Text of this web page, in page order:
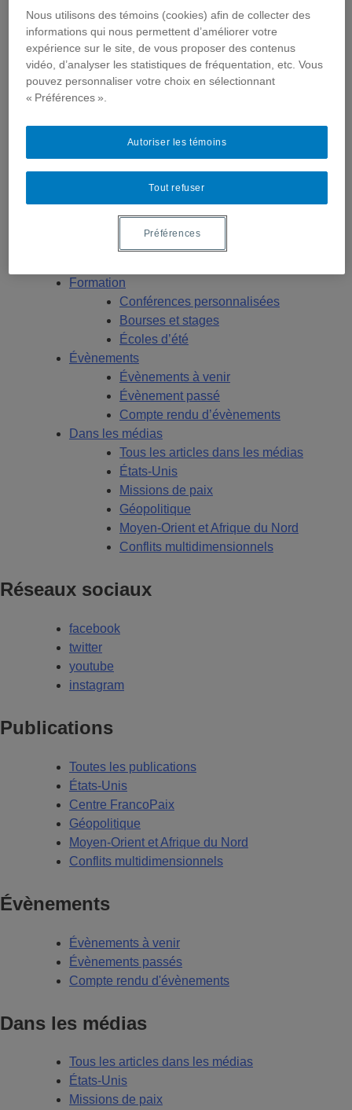
Chercheur-e-s
Tou-te-s les chercheur-e-s
États-Unis
Centre FrancoPaix
Toutes les publications
États-Unis
Centre FrancoPaix
Géopolitique
Formation
Conférences personnalisées
Bourses et stages
Écoles d’été
Évènements
Évènements à venir
Évènement passé
Compte rendu d’évènements
Dans les médias
Tous les articles dans les médias
États-Unis
Missions de paix
Géopolitique
Moyen-Orient et Afrique du Nord
Conflits multidimensionnels
Réseaux sociaux
facebook
twitter
youtube
instagram
Publications
Toutes les publications
États-Unis
Centre FrancoPaix
Géopolitique
Moyen-Orient et Afrique du Nord
Conflits multidimensionnels
Évènements
Évènements à venir
Évènements passés
Compte rendu d'évènements
Dans les médias
Tous les articles dans les médias
États-Unis
Missions de paix
Nous utilisons des témoins (cookies) afin de collecter des
informations qui nous permettent d’améliorer votre
expérience sur le site, de vous proposer des contenus
vidéo, d’analyser les statistiques de fréquentation, etc. Vous
pouvez personnaliser votre choix en sélectionnant
« Préférences ».
Tout refuser
Autoriser les témoins
Préférences